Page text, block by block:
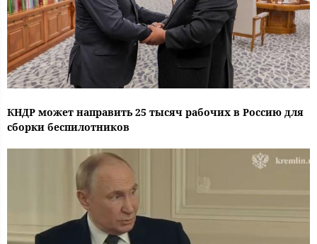
КНДР может направить 25 тысяч рабочих в Россию для
сборки беспилотников